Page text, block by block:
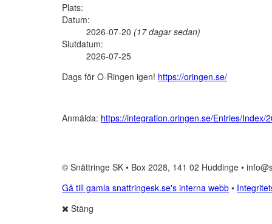
Plats:
Datum:
2026-07-20 (17 dagar sedan)
Slutdatum:
2026-07-25
Dags för O-Ringen igen! https://oringen.se/
Anmälda: https://integration.oringen.se/Entries/Index/
© Snättringe SK • Box 2028, 141 02 Huddinge •
Gå till gamla snattringesk.se's interna webb •
Stäng